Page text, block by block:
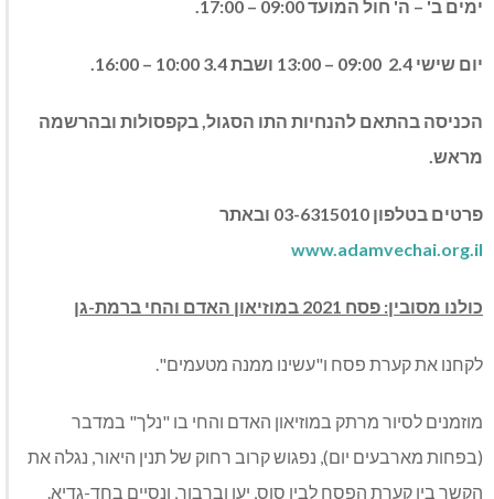
ימים ב' – ה' חול המועד 09:00 – 17:00.
יום שישי 2.4 09:00 – 13:00 ושבת 3.4 10:00 – 16:00.
הכניסה בהתאם להנחיות התו הסגול, בקפסולות ובהרשמה
מראש.
פרטים בטלפון 03-6315010 ובאתר
www.adamvechai.org.il
כולנו מסובין: פסח 2021 במוזיאון האדם והחי ברמת-גן
לקחנו את קערת פסח ו"עשינו ממנה מטעמים".
מוזמנים לסיור מרתק במוזיאון האדם והחי בו "נלך" במדבר
(בפחות מארבעים יום), נפגוש קרוב רחוק של תנין היאור, נגלה את
הקשר בין קערת הפסח לבין סוס, יען וברבור, ונסיים בחד-גדיא.